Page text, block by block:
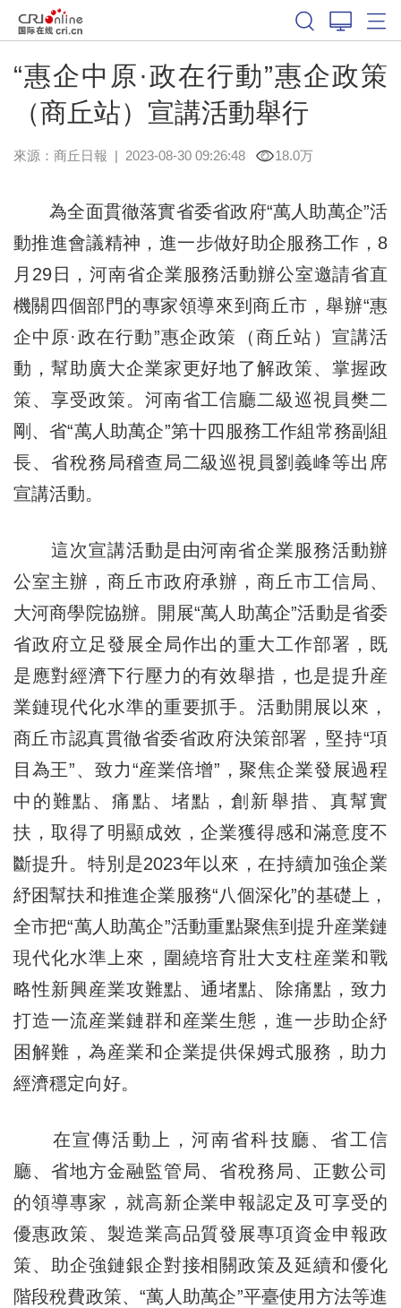
“惠企中原·政在行動”惠企政策
（商丘站）宣講活動舉行
來源： 商丘日報 | 2023-08-30 09:26:48 18.0万
為全面貫徹落實省委省政府“萬人助萬企”活
動推進會議精神，進一步做好助企服務工作，8
月29日，河南省企業服務活動辦公室邀請省直
機關四個部門的專家領導來到商丘市，舉辦“惠
企中原·政在行動”惠企政策（商丘站）宣講活
動，幫助廣大企業家更好地了解政策、掌握政
策、享受政策。河南省工信廳二級巡視員樊二
剛、省“萬人助萬企”第十四服務工作組常務副組
長、省稅務局稽查局二級巡視員劉義峰等出席
宣講活動。
這次宣講活動是由河南省企業服務活動辦
公室主辦，商丘市政府承辦，商丘市工信局、
大河商學院協辦。開展“萬人助萬企”活動是省委
省政府立足發展全局作出的重大工作部署，既
是應對經濟下行壓力的有效舉措，也是提升産
業鏈現代化水準的重要抓手。活動開展以來，
商丘市認真貫徹省委省政府決策部署，堅持“項
目為王”、致力“産業倍增”，聚焦企業發展過程
中的難點、痛點、堵點，創新舉措、真幫實
扶，取得了明顯成效，企業獲得感和滿意度不
斷提升。特別是2023年以來，在持續加強企業
紓困幫扶和推進企業服務“八個深化”的基礎上，
全市把“萬人助萬企”活動重點聚焦到提升産業鏈
現代化水準上來，圍繞培育壯大支柱産業和戰
略性新興産業攻難點、通堵點、除痛點，致力
打造一流産業鏈群和産業生態，進一步助企紓
困解難，為産業和企業提供保姆式服務，助力
經濟穩定向好。
在宣傳活動上，河南省科技廳、省工信
廳、省地方金融監管局、省稅務局、正數公司
的領導專家，就高新企業申報認定及可享受的
優惠政策、製造業高品質發展專項資金申報政
策、助企強鏈銀企對接相關政策及延續和優化
階段稅費政策、“萬人助萬企”平臺使用方法等進